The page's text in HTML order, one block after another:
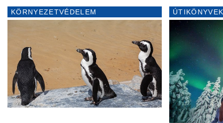
KÖRNYEZETVÉDELEM